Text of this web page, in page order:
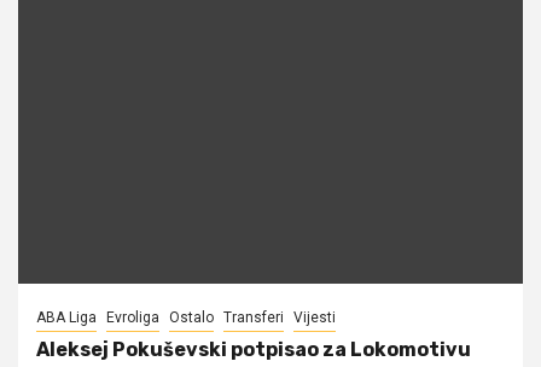
ABA Liga Evroliga Ostalo Transferi Vijesti
Aleksej Pokuševski potpisao za Lokomotivu